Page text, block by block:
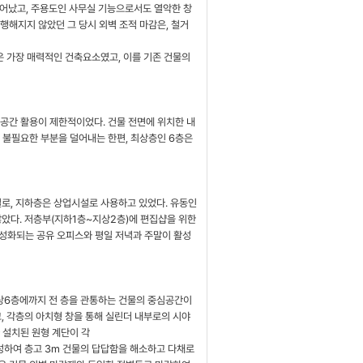
났고, 주용도인 사무실 기능으로서도 열악한 창
해지지 않았던 그 당시 외벽 조적 마감은, 철거
장 매력적인 건축요소였고, 이를 기존 건물의
간 활용이 제한적이었다. 건물 전면에 위치한 내
필요한 부분을 덜어내는 한편, 최상층인 6층은
, 지하층은 상업시설로 사용하고 있었다. 유동인
다. 저층부(지하1층~지상2층)에 편집샵을 위한
되는 공유 오피스와 평일 저녁과 주말이 활성
층에까지 전 층을 관통하는 건물의 중심공간이
층의 아치형 창을 통해 실린더 내부로의 시야
치된 원형 계단이 각
여 층고 3m 건물의 답답함을 해소하고 다채로